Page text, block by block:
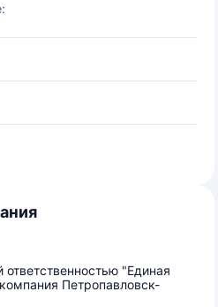
"Единая
Петропавловск-